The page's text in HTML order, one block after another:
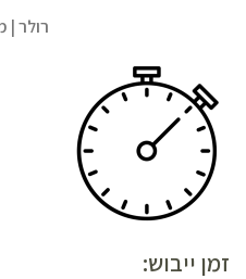
רולר
זמן ייבוש: